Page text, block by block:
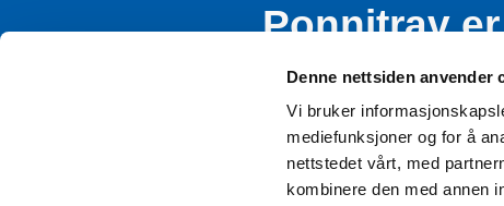
Denne nettsiden anvender
Vi bruker
mediefunksjoner og for å
nettstedet vårt, med
kombinere den med annen
Ponnitrav